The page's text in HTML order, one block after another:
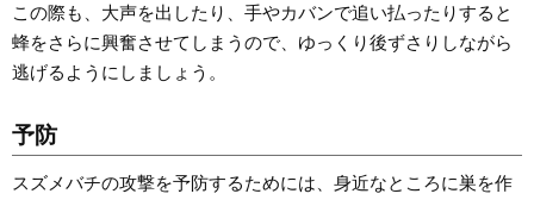
この際も、大声を出したり、手やカバンで追い払ったりすると
蜂をさらに興奮させてしまうので、ゆっくり後ずさりしながら
逃げるようにしましょう。
予防
スズメバチの攻撃を予防するためには、身近なところに巣を作